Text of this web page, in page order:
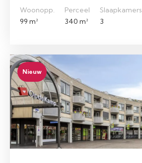
Woonopp.
99 m²
Perceel
340 m²
Slaapkamers
3
Nieuw